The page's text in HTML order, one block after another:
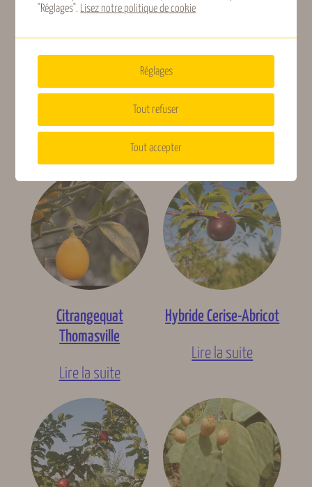
Choix des options
Citrangequat
Thomasville
Lire la suite
Hybride Cerise-Abricot
Lire la suite
"Réglages".
Lisez notre politique de cookie
Réglages
Tout refuser
Tout accepter